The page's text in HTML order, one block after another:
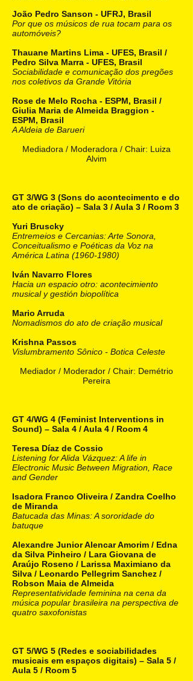
João Pedro Sanson - UFRJ, Brasil
Por que os músicos de rua tocam para os
automóveis?
Thauane Martins Lima - UFES, Brasil /
Pedro Silva Marra - UFES, Brasil
Sociabilidade e comunicação dos pregões
nos coletivos da Grande Vitória
Rose de Melo Rocha - ESPM, Brasil /
Giulia Maria de Almeida Braggion -
ESPM, Brasil
A Aldeia de Barueri
Mediadora / Moderadora / Chair: Luiza
Alvim
GT 3/WG 3 (Sons do acontecimento e do
ato de criação) – Sala 3 / Aula 3 / Room 3
Yuri Bruscky
Entremeios e Cercanias: Arte Sonora,
Conceitualismo e Poéticas da Voz na
América Latina (1960-1980)
Iván Navarro Flores
Hacia un espacio otro: acontecimiento
musical y gestión biopolítica
Mario Arruda
Nomadismos do ato de criação musical
Krishna Passos
Vislumbramento Sônico - Botica Celeste
Mediador / Moderador / Chair: Demétrio
Pereira
GT 4/WG 4 (Feminist Interventions in
Sound) – Sala 4 / Aula 4 / Room 4
Teresa Díaz de Cossio
Listening for Alida Vázquez: A life in
Electronic Music Between Migration, Race
and Gender
Isadora Franco Oliveira / Zandra Coelho
de Miranda
Batucada das Minas: A sororidade do
batuque
Alexandre Junior Alencar Amorim / Edna
da Silva Pinheiro / Lara Giovana de
Araújo Roseno / Larissa Maximiano da
Silva / Leonardo Pellegrim Sanchez /
Robson Maia de Almeida
Representatividade feminina na cena da
música popular brasileira na perspectiva de
quatro saxofonistas
GT 5/WG 5 (Redes e sociabilidades
musicais em espaços digitais) – Sala 5 /
Aula 5 / Room 5